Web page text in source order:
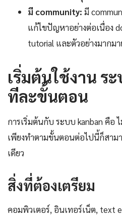
มี community: มี
แก้ไขปัญหาอย่างต่อเนื่อง
tutorial และตัวอย่างมากม
เริ่มต้นใช้งาน ร
ทีละขั้นตอน
การเริ่มต้นกับ ระบบ kanban คือ
เพียงทำตามขั้นตอนต่อไปนี้ก็สาม
เดียว
สิ่งที่ต้องเตรียม
คอมพิวเตอร์, อินเทอร์เน็ต, text